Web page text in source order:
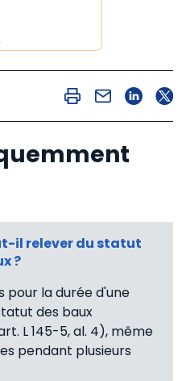
il relever du statut
?
pour la durée d'une
des baux
L 145-5, al. 4), même
pendant plusieurs